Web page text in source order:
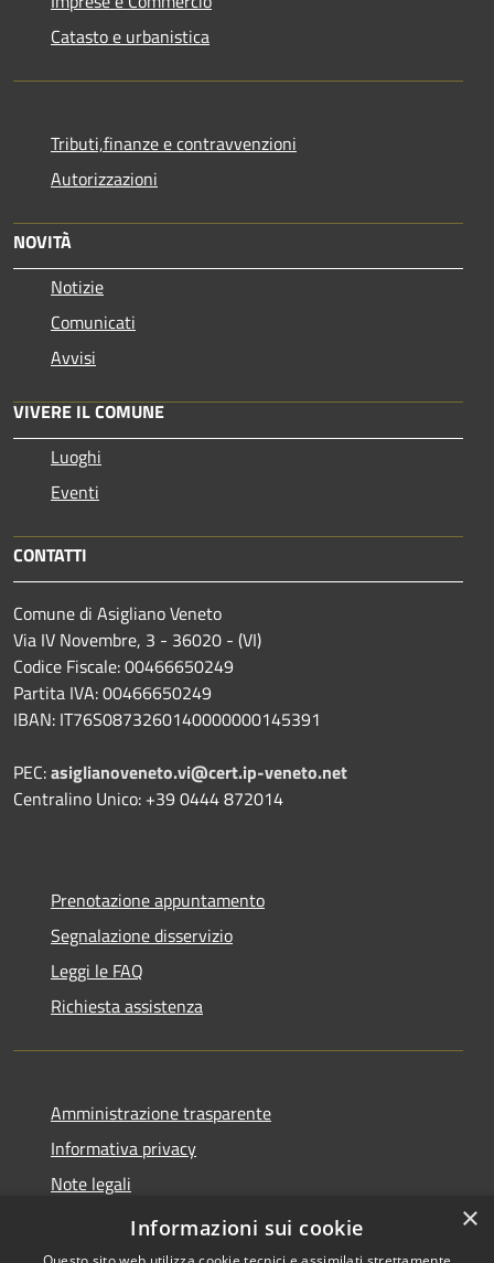
Catasto e urbanistica
Tributi,finanze e contravvenzioni
Autorizzazioni
NOVITÀ
Notizie
Comunicati
Avvisi
VIVERE IL COMUNE
Luoghi
Eventi
CONTATTI
Comune di Asigliano Veneto
Via IV Novembre, 3 - 36020 - (VI)
Codice Fiscale: 00466650249
Partita IVA: 00466650249
IBAN: IT76S0873260140000000145391
PEC:asiglianoveneto.vi@cert.ip-veneto.net
Centralino Unico: +39 0444 872014
Prenotazione appuntamento
Segnalazione disservizio
Leggi le FAQ
Richiesta assistenza
Amministrazione trasparente
Informativa privacy
Note legali
Dichiarazione di accessibilità
×
Informazioni sui cookie